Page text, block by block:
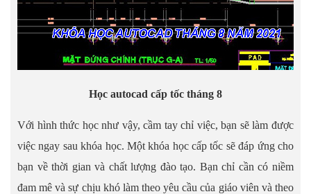
Học autocad cấp tốc tháng 8
Với hình thức học như vậy, cầm tay chỉ việc, bạn sẽ làm được
việc ngay sau khóa học. Một khóa học cấp tốc sẽ đáp ứng cho
bạn về thời gian và chất lượng đào tạo. Bạn chỉ cần có niềm
đam mê và sự chịu khó làm theo yêu cầu của giáo viên và theo